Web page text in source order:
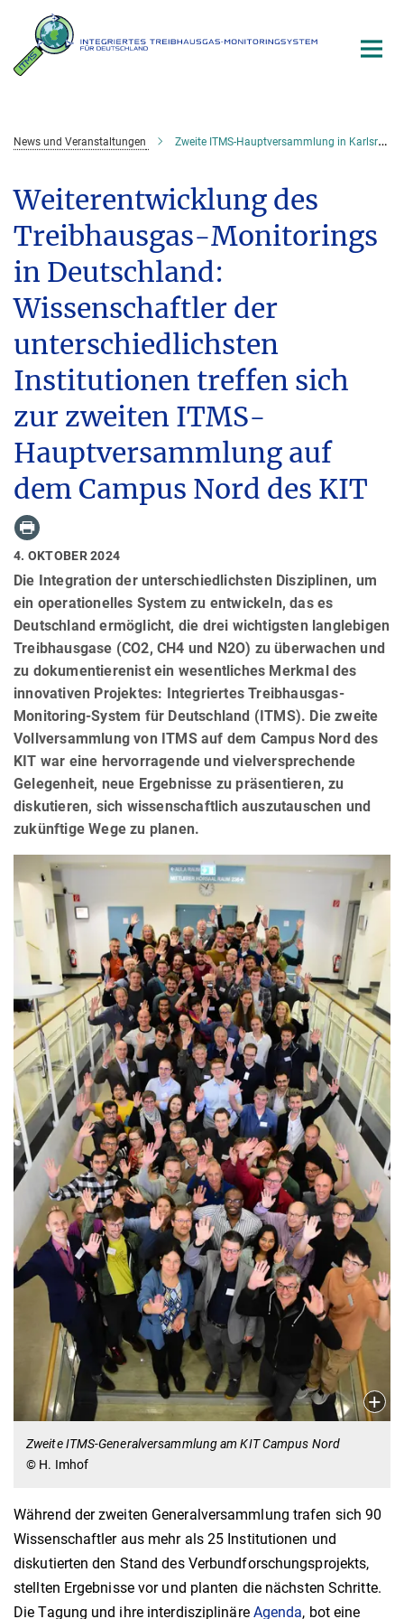
Hauptinhalt
News und Veranstaltungen Zweite ITMS-Hauptversammlung in Karlsruhe
Weiterentwicklung des
Treibhausgas-Monitorings
in Deutschland:
Wissenschaftler der
unterschiedlichsten
Institutionen treffen sich
zur zweiten ITMS-
Hauptversammlung auf
dem Campus Nord des KIT
4. OKTOBER 2024
Die Integration der unterschiedlichsten Disziplinen, um
ein operationelles System zu entwickeln, das es
Deutschland ermöglicht, die drei wichtigsten langlebigen
Treibhausgase (CO2, CH4 und N2O) zu überwachen und
zu dokumentierenist ein wesentliches Merkmal des
innovativen Projektes: Integriertes Treibhausgas-
Monitoring-System für Deutschland (ITMS). Die zweite
Vollversammlung von ITMS auf dem Campus Nord des
KIT war eine hervorragende und vielversprechende
Gelegenheit, neue Ergebnisse zu präsentieren, zu
diskutieren, sich wissenschaftlich auszutauschen und
zukünftige Wege zu planen.
Zweite ITMS-Generalversammlung am KIT Campus Nord
© H. Imhof
Während der zweiten Generalversammlung trafen sich 90
Wissenschaftler aus mehr als 25 Institutionen und
diskutierten den Stand des Verbundforschungsprojekts,
stellten Ergebnisse vor und planten die nächsten Schritte.
Die Tagung und ihre interdisziplinäre Agenda, bot eine